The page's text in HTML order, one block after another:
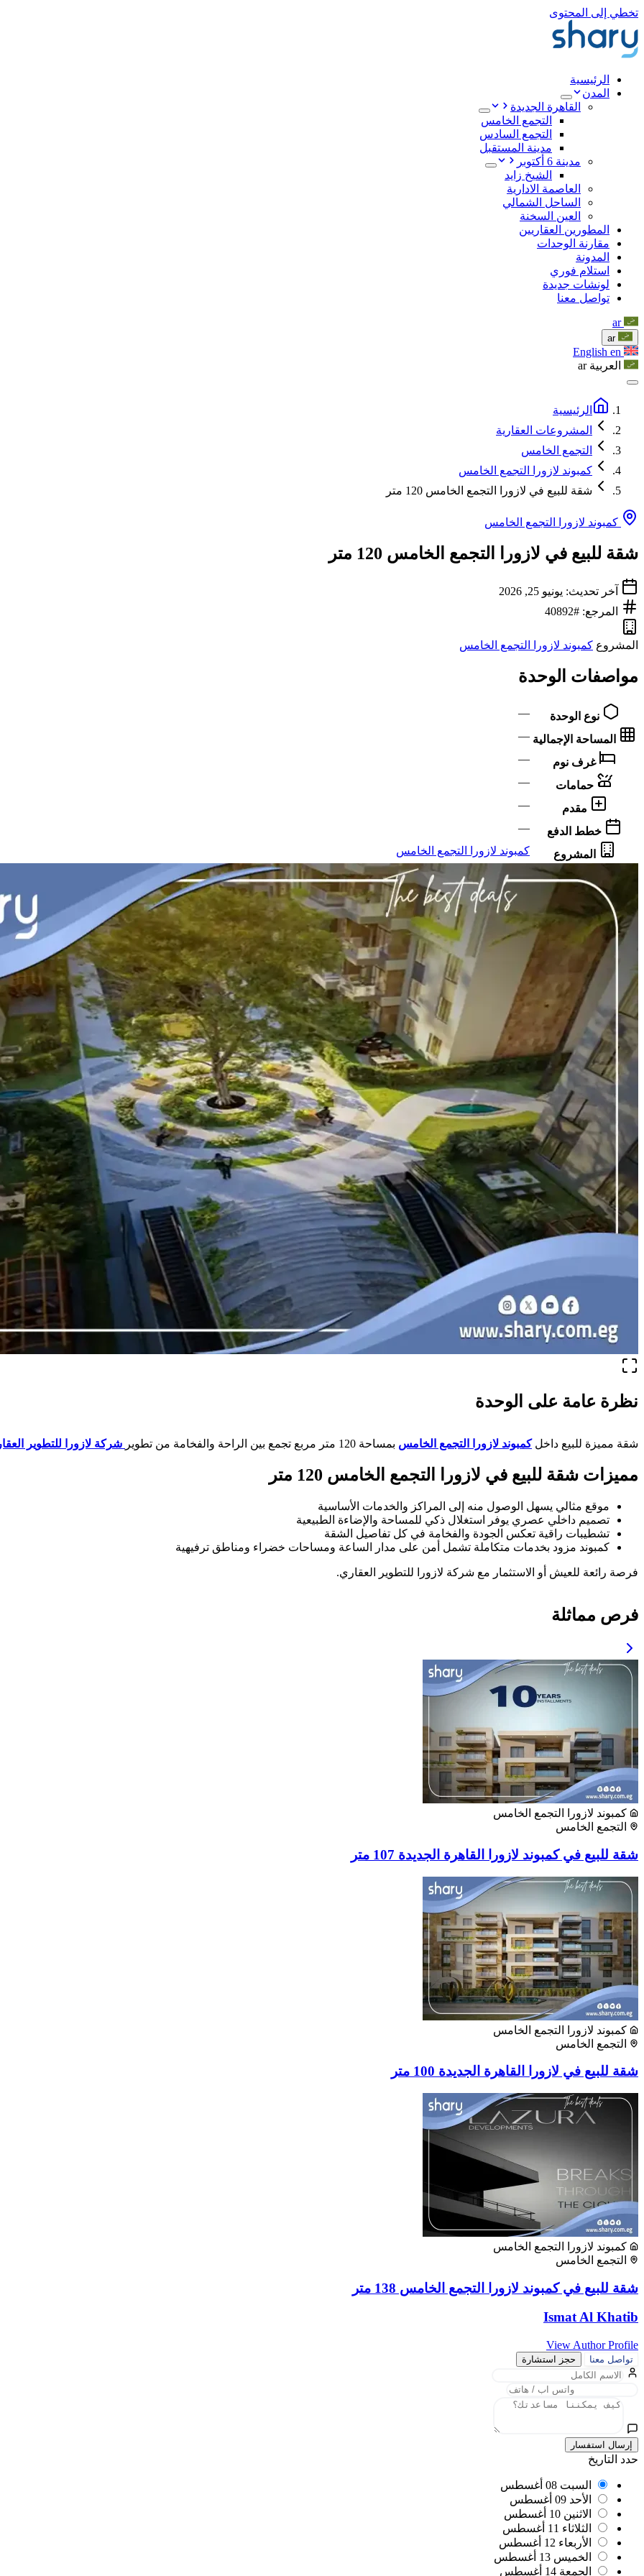
تخطي إلى المحتوى
الرئيسية
المدن
القاهرة الجديدة
التجمع الخامس
التجمع السادس
مدينة المستقبل
مدينة 6 أكتوبر
الشيخ زايد
العاصمة الادارية
الساحل الشمالي
العين السخنة
المطورين العقاريين
مقارنة الوحدات
المدونة
استلام فوري
لونشات جديدة
تواصل معنا
ar
ar
English en
العربية ar
الرئيسية
المشروعات العقارية
التجمع الخامس
كمبوند لازورا التجمع الخامس
شقة للبيع في لازورا التجمع الخامس 120 متر
كمبوند لازورا التجمع الخامس
شقة للبيع في لازورا التجمع الخامس 120 متر
آخر تحديث: يونيو 25, 2026
المرجع: #40892
المشروع كمبوند لازورا التجمع الخامس
مواصفات الوحدة
نوع الوحدة —
المساحة الإجمالية —
غرف نوم —
حمامات —
مقدم —
خطط الدفع —
المشروع كمبوند لازورا التجمع الخامس
نظرة عامة على الوحدة
شقة مميزة للبيع داخلكمبوند لازورا التجمع الخامس بمساحة 120 متر مربع تجمع بين الراحة والفخامة من تطوير شركة لازورا للتطوير
مميزات شقة للبيع في لازورا التجمع الخامس 120 متر
موقع مثالي يسهل الوصول منه إلى المراكز والخدمات الأساسية
تصميم داخلي عصري يوفر استغلال ذكي للمساحة والإضاءة الطبيعية
تشطيبات راقية تعكس الجودة والفخامة في كل تفاصيل الشقة
كمبوند مزود بخدمات متكاملة تشمل أمن على مدار الساعة ومساحات خضراء ومناطق ترفيهية
فرصة رائعة للعيش أو الاستثمار مع شركة لازورا للتطوير العقاري.
فرص مماثلة
كمبوند لازورا التجمع الخامس
التجمع الخامس
شقة للبيع في كمبوند لازورا القاهرة الجديدة 107 متر
كمبوند لازورا التجمع الخامس
التجمع الخامس
شقة للبيع في لازورا القاهرة الجديدة 100 متر
كمبوند لازورا التجمع الخامس
التجمع الخامس
شقة للبيع في كمبوند لازورا التجمع الخامس 138 متر
Ismat Al Khatib
View Author Profile
تواصل معنا حجز استشارة
إرسال استفسار
حدد التاريخ
السبت 08 أغسطس
الأحد 09 أغسطس
الاثنين 10 أغسطس
الثلاثاء 11 أغسطس
الأربعاء 12 أغسطس
الخميس 13 أغسطس
الجمعة 14 أغسطس